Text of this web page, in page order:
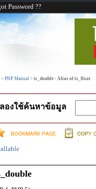
Password ??
> PHP Manual > is_double - Alias of is_float
ลองใช้ค้นหาข้อมูล